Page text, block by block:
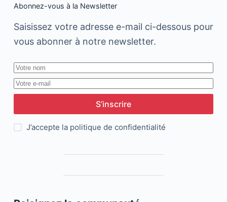
Abonnez-vous à la Newsletter
Saisissez votre adresse e-mail ci-dessous pour
vous abonner à notre newsletter.
S’inscrire
J’accepte la politique de confidentialité